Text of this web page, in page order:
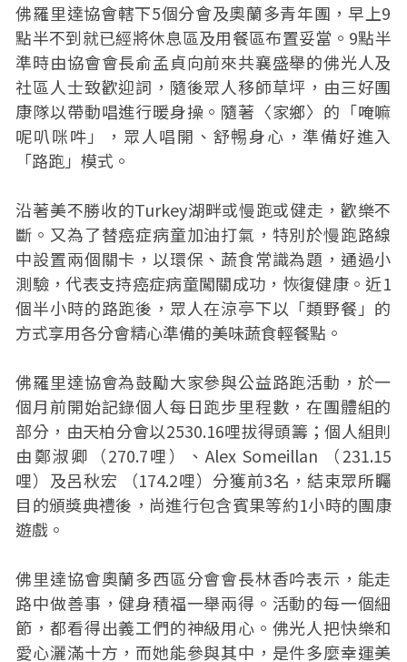
佛羅里達協會轄下5個分會及奧蘭多青年團，早上9
點半不到就已經將休息區及用餐區布置妥當。9點半
準時由協會會長俞孟貞向前來共襄盛舉的佛光人及
社區人士致歡迎詞，隨後眾人移師草坪，由三好團
康隊以帶動唱進行暖身操。隨著〈家鄉〉的「唵嘛
呢叭咪吽」，眾人唱開、舒𣈱身心，準備好進入
「路跑」模式。
沿著美不勝收的Turkey湖畔或慢跑或健走，歡樂不
斷。又為了替癌症病童加油打氣，特別於慢跑路線
中設置兩個關卡，以環保、蔬食常識為題，通過小
測驗，代表支持癌症病童闖關成功，恢復健康。近1
個半小時的路跑後，眾人在涼亭下以「類野餐」的
方式享用各分會精心準備的美味蔬食輕餐點。
佛羅里達協會為鼓勵大家參與公益路跑活動，於一
個月前開始記錄個人每日跑步里程數，在團體組的
部分，由天柏分會以2530.16哩拔得頭籌；個人組則
由鄭淑卿（270.7哩）、Alex Someillan （231.15
哩）及呂秋宏 （174.2哩）分獲前3名，結束眾所矚
目的頒獎典禮後，尚進行包含賓果等約1小時的團康
遊戲。
佛里達協會奧蘭多西區分會會長林香吟表示，能走
路中做善事，健身積福一舉兩得。活動的每一個細
節，都看得出義工們的神級用心。佛光人把快樂和
愛心灑滿十方，而她能參與其中，是件多麼幸運美